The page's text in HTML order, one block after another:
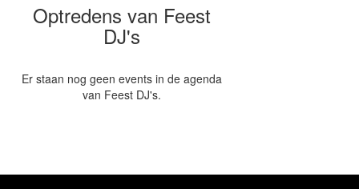
Optredens van Feest
DJ's
Er staan nog geen events in de agenda
van Feest DJ's.